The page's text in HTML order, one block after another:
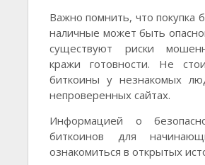
Важно помнить, что покупка
наличные может быть
существуют риски
кражи готовности. Не
биткоины у незнакомых
непроверенных сайтах.
Информацией о
биткоинов для
ознакомиться в открытых